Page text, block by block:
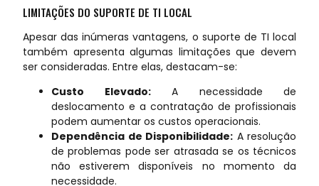
LIMITAÇÕES DO SUPORTE DE TI LOCAL
Apesar das inúmeras vantagens, o suporte de TI local
também apresenta algumas limitações que devem
ser consideradas. Entre elas, destacam-se:
Custo Elevado:A necessidade de
deslocamento e a contratação de profissionais
podem aumentar os custos operacionais.
Dependência de Disponibilidade: A resolução
de problemas pode ser atrasada se os técnicos
não estiverem disponíveis no momento da
necessidade.